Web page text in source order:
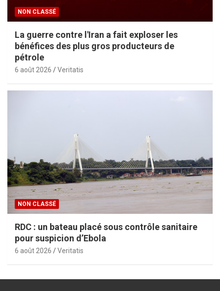
NON CLASSÉ
La guerre contre l'Iran a fait exploser les
bénéfices des plus gros producteurs de
pétrole
6 août 2026 Veritatis
NON CLASSÉ
RDC : un bateau placé sous contrôle sanitaire
pour suspicion d’Ebola
6 août 2026 Veritatis